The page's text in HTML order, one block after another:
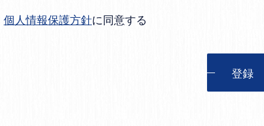
個人情報保護方針に同意する
登録